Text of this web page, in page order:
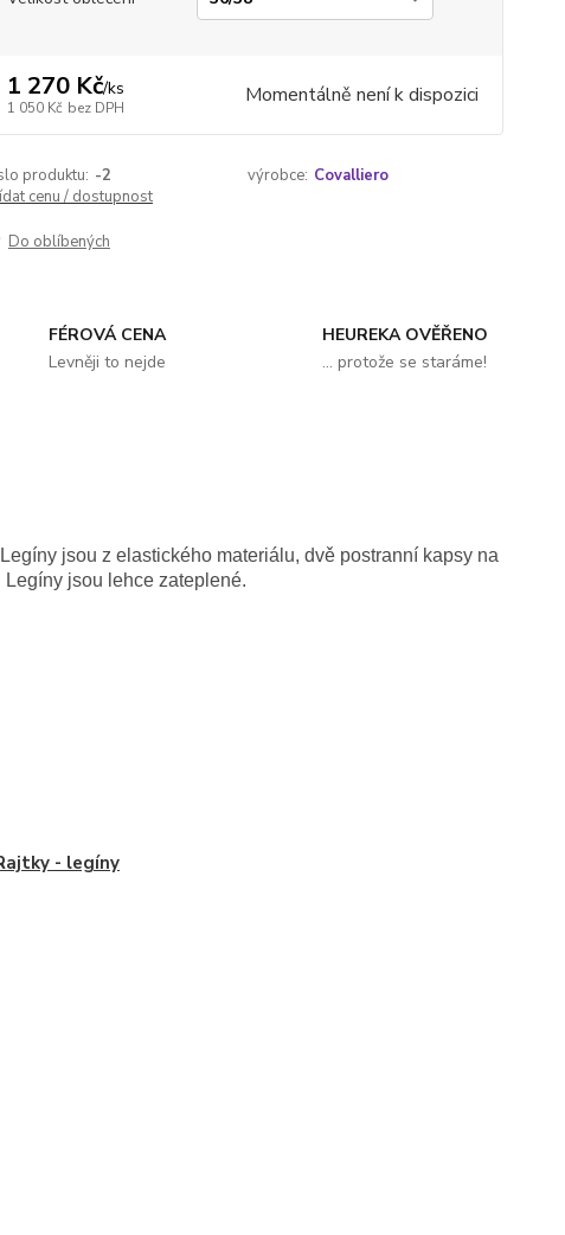
1 270 Kč/ks
1 050 Kč bez DPH Momentálně není k dispozici
produktu: -2 výrobce: Covalliero
cenu / dostupnost
Do oblíbených
FÉROVÁ CENA
Levněji to nejde
HEUREKA OVĚŘENO
... protože se staráme!
jsou z elastického materiálu, dvě postranní kapsy na
jsou lehce zateplené.
- legíny